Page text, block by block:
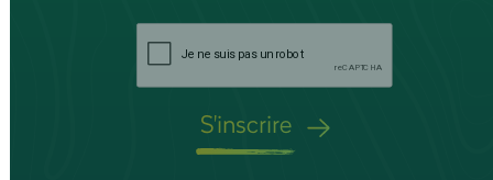
S'inscrire